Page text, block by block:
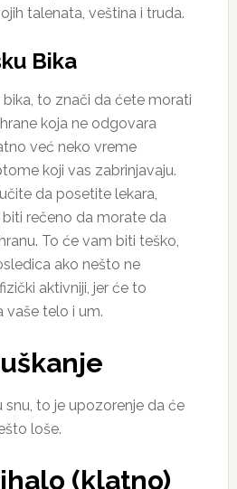
talenata, veština i truda.
Bika
bika, to znači da ćete morati
koja ne odgovara
već neko vreme
koji vas zabrinjavaju.
da posetite lekara,
rečeno da morate da
To će vam biti teško,
ako nešto ne
aktivniji, jer će to
vaše telo i um.
snu, to je upozorenje da će
loše.
(klatno)